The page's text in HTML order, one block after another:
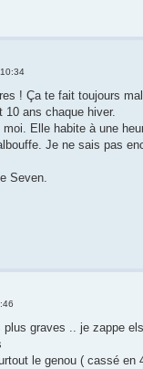
! Ça te fait toujours
ans chaque hiver.
Elle habite à une
Je ne sais pas
Seven.
plus graves .. je zappe
le genou ( cassé